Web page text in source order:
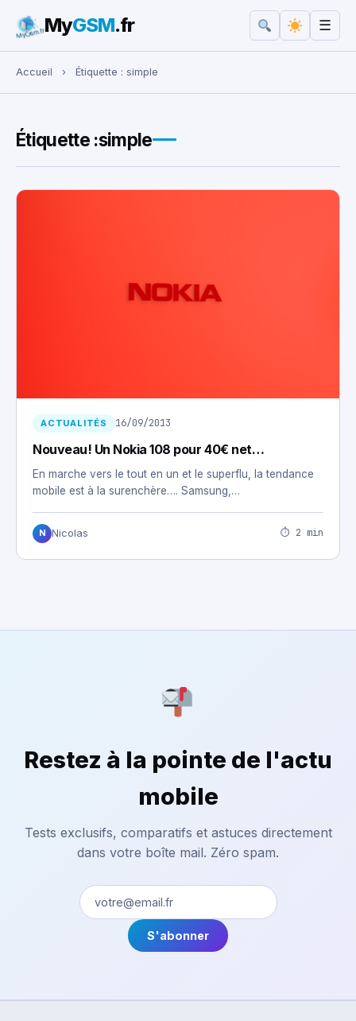
Rechercher :
MyGSM.fr ☰
Accueil › Étiquette : simple
Étiquette :simple
ACTUALITÉS 16/09/2013
Nouveau! Un Nokia 108 pour 40€ net…
En marche vers le tout en un et le superflu, la tendance
mobile est à la surenchère…. Samsung,…
N Nicolas ⏱ 2 min
Restez à la pointe de l'actu
mobile
Tests exclusifs, comparatifs et astuces directement
dans votre boîte mail. Zéro spam.
S'abonner